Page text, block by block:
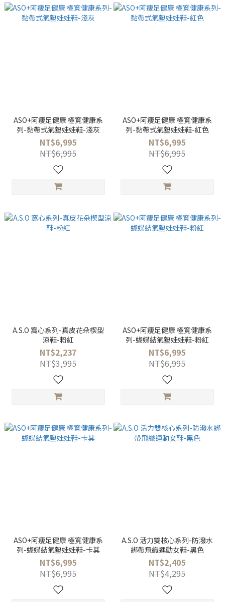
ASO+阿瘦足健康 極寬健康系
列-黏帶式氣墊娃娃鞋-淺灰
NT$6,995
NT$6,995
ASO+阿瘦足健康 極寬健康系
列-黏帶式氣墊娃娃鞋-紅色
NT$6,995
NT$6,995
A.S.O 窩心系列-真皮花朵楔型
涼鞋-粉紅
NT$2,237
NT$3,995
ASO+阿瘦足健康 極寬健康系
列-蝴蝶結氣墊娃娃鞋-粉紅
NT$6,995
NT$6,995
ASO+阿瘦足健康 極寬健康系
列-蝴蝶結氣墊娃娃鞋-卡其
NT$6,995
NT$6,995
A.S.O 活力雙核心系列-防潑水
綁帶飛織運動女鞋-黑色
NT$2,405
NT$4,295